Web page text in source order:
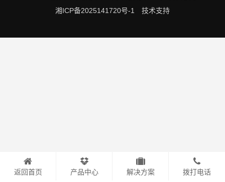
湘ICP备2025141720号-1
技术支持
返回首页 产品中心 解决方案 拨打电话